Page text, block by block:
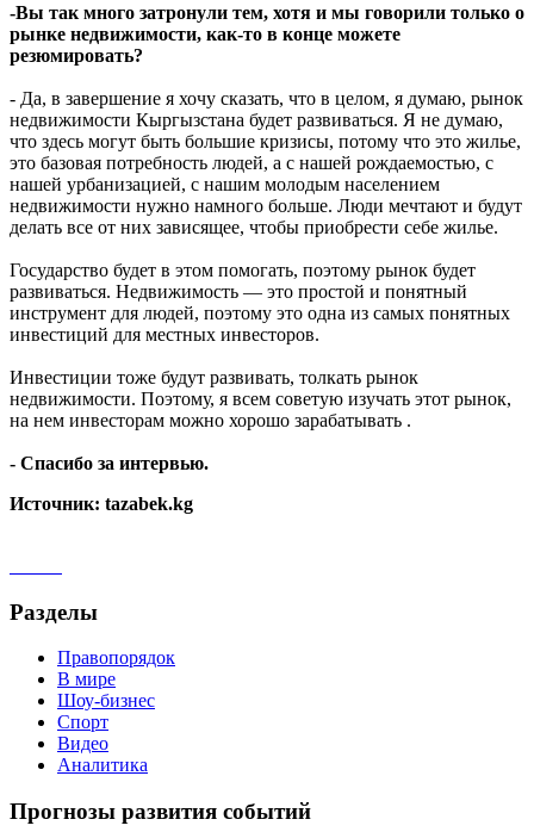
-Вы так много затронули тем, хотя и мы говорили только о
рынке недвижимости, как-то в конце можете
резюмировать?
- Да, в завершение я хочу сказать, что в целом, я думаю, рынок
недвижимости Кыргызстана будет развиваться. Я не думаю,
что здесь могут быть большие кризисы, потому что это жилье,
это базовая потребность людей, а с нашей рождаемостью, с
нашей урбанизацией, с нашим молодым населением
недвижимости нужно намного больше. Люди мечтают и будут
делать все от них зависящее, чтобы приобрести себе жилье.
Государство будет в этом помогать, поэтому рынок будет
развиваться. Недвижимость — это простой и понятный
инструмент для людей, поэтому это одна из самых понятных
инвестиций для местных инвесторов.
Инвестиции тоже будут развивать, толкать рынок
недвижимости. Поэтому, я всем советую изучать этот рынок,
на нем инвесторам можно хорошо зарабатывать .
- Спасибо за интервью.
Источник: tazabek.kg
Разделы
Правопорядок
В мире
Шоу-бизнес
Спорт
Видео
Аналитика
Прогнозы развития событий